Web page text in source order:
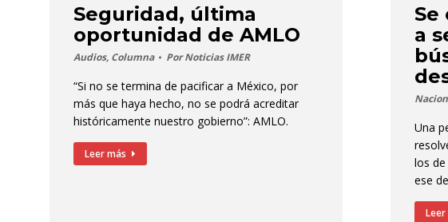
Seguridad, última
oportunidad de AMLO
Audios, Columna PorNoticias IMER
“Si no se termina de pacificar a México, por
más que haya hecho, no se podrá acreditar
históricamente nuestro gobierno”: AMLO.
Leer más
Se
a
Una
los
ese
Leer